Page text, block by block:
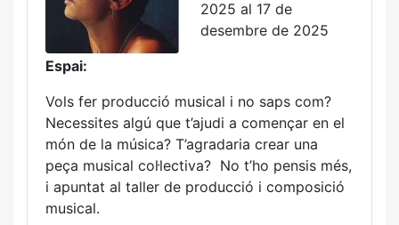
2025 al 17 de
desembre de 2025
Espai:
Vols fer producció musical i no saps com?
Necessites algú que t’ajudi a començar en el
món de la música? T’agradaria crear una
peça musical col·lectiva? No t’ho pensis més,
i apuntat al taller de producció i composició
musical.